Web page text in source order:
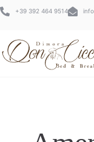
+39 392 464 9514